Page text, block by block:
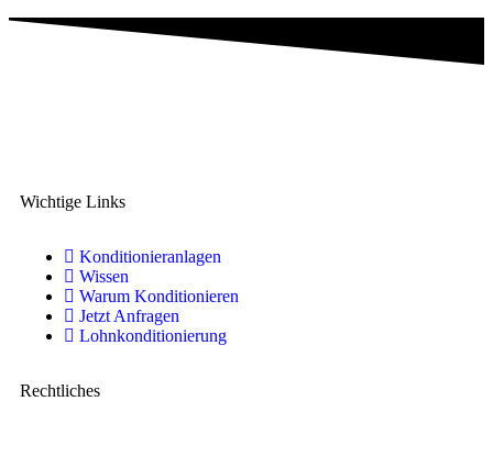
Wichtige Links
Konditionieranlagen
Wissen
Warum Konditionieren
Jetzt Anfragen
Lohnkonditionierung
Rechtliches